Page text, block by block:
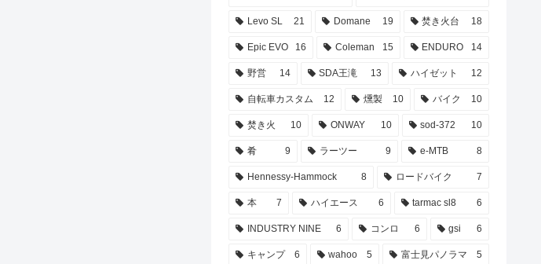
Levo SL 21 Domane 19 焚き火台 18
Epic EVO 16 Coleman 15 ENDURO 14
野営 14 SDA王滝 13 ハイゼット 12
自転車カスタム 12 燻製 10 バイク 10
焚き火 10 ONWAY 10 sod-372 10
肴 9 ラーツー 9 e-MTB 8
Hennessy-Hammock 8 ロードバイク 7
本 7 ハイエース 6 tarmac sl8 6
INDUSTRY NINE 6 コンロ 6 gsi 6
キャンプ 6 wahoo 5 富士見パノラマ 5